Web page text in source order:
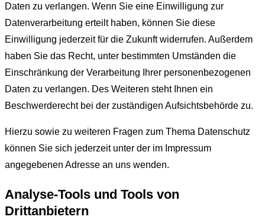
Daten zu verlangen. Wenn Sie eine Einwilligung zur
Datenverarbeitung erteilt haben, können Sie diese
Einwilligung jederzeit für die Zukunft widerrufen. Außerdem
haben Sie das Recht, unter bestimmten Umständen die
Einschränkung der Verarbeitung Ihrer personenbezogenen
Daten zu verlangen. Des Weiteren steht Ihnen ein
Beschwerderecht bei der zuständigen Aufsichtsbehörde zu.
Hierzu sowie zu weiteren Fragen zum Thema Datenschutz
können Sie sich jederzeit unter der im Impressum
angegebenen Adresse an uns wenden.
Analyse-Tools und Tools von
Drittanbietern